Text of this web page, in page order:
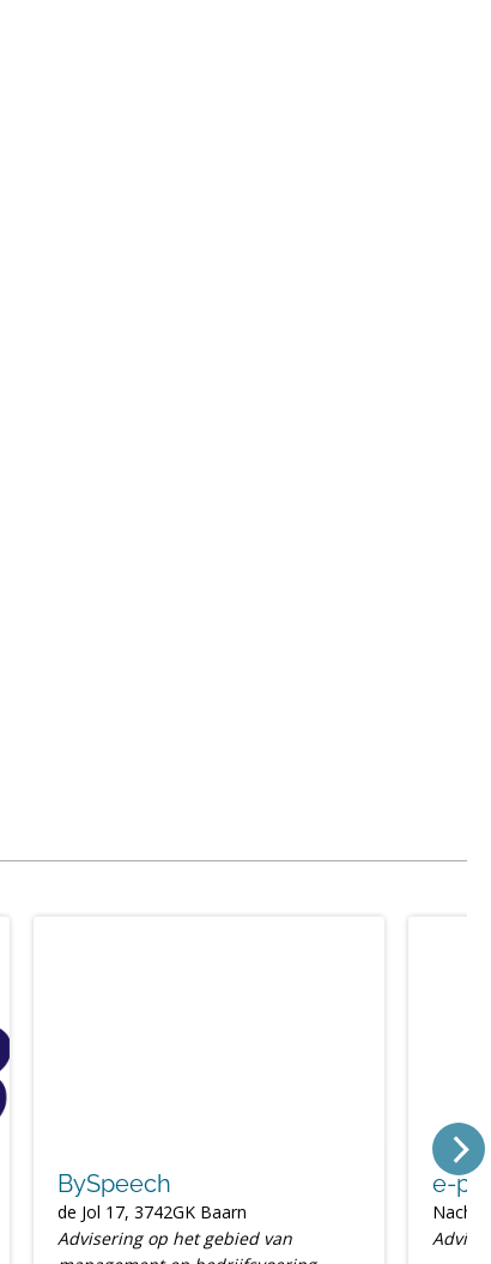
BySpeech
de Jol 17, 3742GK Baarn
Advisering op het gebied van
e-
Advies